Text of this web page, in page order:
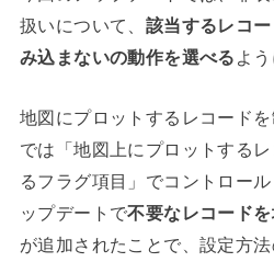
扱いについて、 該当するレコ
み込まないの動作を選べるよ
地図にプロットするレコード
では「地図上にプロットする
るフラグ項目」でコントロー
ップデートで不要なレコード
が追加されたことで、設定方法